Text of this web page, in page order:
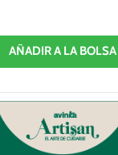
AÑADIR A LA BOLSA